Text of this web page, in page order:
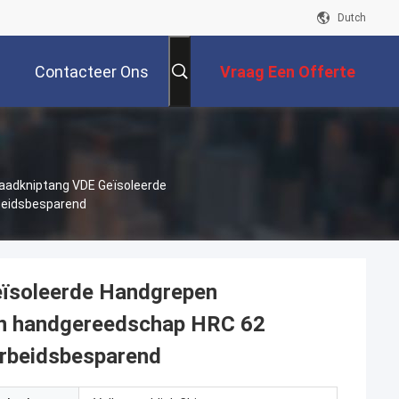
Dutch
Contacteer Ons Vraag Een Offerte
VDE Geïsoleerde
Handgrepen
handgereedschap HRC 62